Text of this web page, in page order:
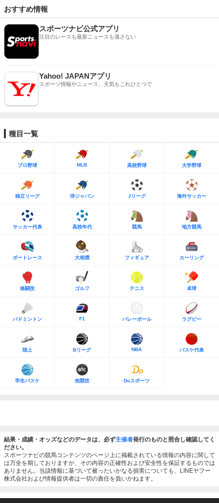
おすすめ情報
スポーツナビ公式アプリ
注目のレースも最新ニュースも逃さない
Yahoo! JAPANアプリ
スポーツ情報やニュース、天気もこれひとつで
種目一覧
プロ野球 MLB 高校野球 大学野球
独立リーグ 侍ジャパン Jリーグ 海外サッカー
サッカー代表 高校年代 競馬 地方競馬
ボートレース 大相撲 フィギュア カーリング
格闘技 ゴルフ テニス 卓球
バドミントン F1 バレーボール ラグビー
陸上 Bリーグ NBA バスケ代表
学生バスケ 他競技 Doスポーツ
結果・成績・オッズなどのデータは、必ず主催者発行のものと照合し確認してく
ださい。
スポーツナビの競馬コンテンツのページ上に掲載されている情報の内容に関して
は万全を期しておりますが、その内容の正確性および安全性を保証するものでは
ありません。当該情報に基づいて被ったいかなる損害についても、LINEヤフー
株式会社および情報提供者は一切の責任を負いかねます。